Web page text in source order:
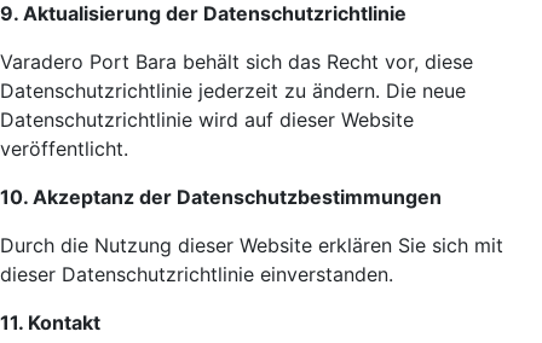
9. Aktualisierung der Datenschutzrichtlinie
Varadero Port Bara behält sich das Recht vor, diese
Datenschutzrichtlinie jederzeit zu ändern. Die neue
Datenschutzrichtlinie wird auf dieser Website
veröffentlicht.
10. Akzeptanz der Datenschutzbestimmungen
Durch die Nutzung dieser Website erklären Sie sich mit
dieser Datenschutzrichtlinie einverstanden.
11. Kontakt